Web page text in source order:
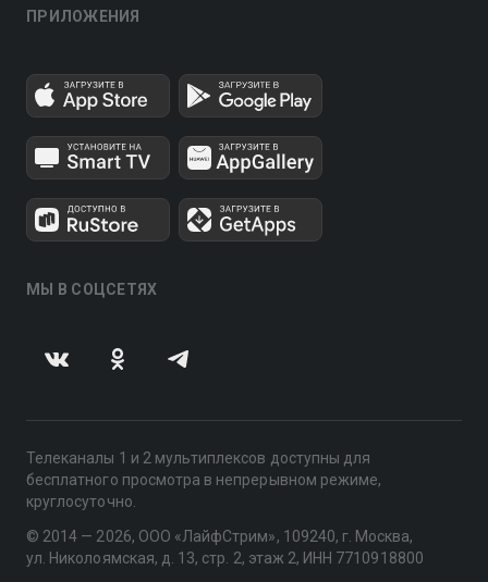
ПРИЛОЖЕНИЯ
МЫ В СОЦСЕТЯХ
Телеканалы 1 и 2 мультиплексов доступны для
бесплатного просмотра в непрерывном режиме,
круглосуточно.
© 2014 — 2026, ООО «ЛайфСтрим», 109240, г. Москва,
ул. Николоямская, д. 13, стр. 2, этаж 2, ИНН 7710918800